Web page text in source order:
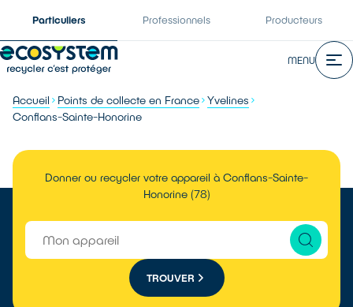
Particuliers Professionnels Producteurs
MENU
Accueil Points de collecte en France Yvelines
Conflans-Sainte-Honorine
Donner ou recycler votre appareil à Conflans-Sainte-
Honorine (78)
TROUVER